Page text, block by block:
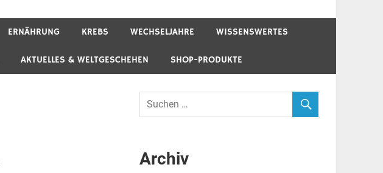
ERNÄHRUNG KREBS WECHSELJAHRE WISSENSWERTES
AKTUELLES & WELTGESCHEHEN SHOP-PRODUKTE
Archiv